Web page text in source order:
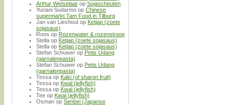
Arthur Wetselaar op Sojascheuten
Yuriani Sudarmo op Chinese
supermarkt Tam Food in Tilburg
Jan van Lieshout op Ketjap (zoete
sojasaus)
Roos op Rozenwater & rozensiroop
Stella op Ketjap (zoete sojasaus)
Stella op Ketjap (zoete sojasaus)
Stefan Schuwer op Petis Udang
(garnalenpasta)
Stefan Schuwer op Petis Udang
(garnalenpasta)
Tessa op Kaki (of sharon fruit)
Tessa op Kwal (jellyfish)
Tessa op Kwal (jellyfish)
Tee op Kwal (jellyfish)
Osman op Senbei (Japanse